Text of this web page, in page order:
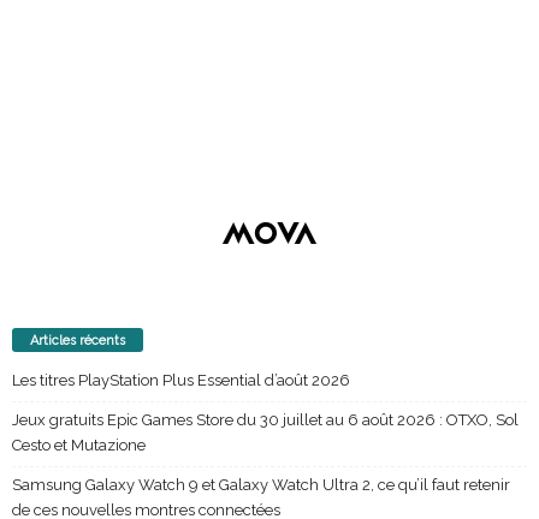
Cesto et Mutazione
Samsung Galaxy Watch 9 et Galaxy Watch Ultra 2, ce qu’il faut retenir
Jeux gratuits Epic Games Store du 23 au 30 juillet 2026 : Foretales,
Décrypter le jargon : qu’est-ce que la Géolocalisation ?